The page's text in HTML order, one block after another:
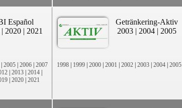
Español
| 2020 | 2021
| 2005 | 2006 | 2007
| 2013 | 2014 |
| 2020 | 2021
Getränkering-Aktiv
2003 | 2004 | 2005
1998 | 1999 | 2000 | 2001 | 2002 | 2003 | 2004 | 2005